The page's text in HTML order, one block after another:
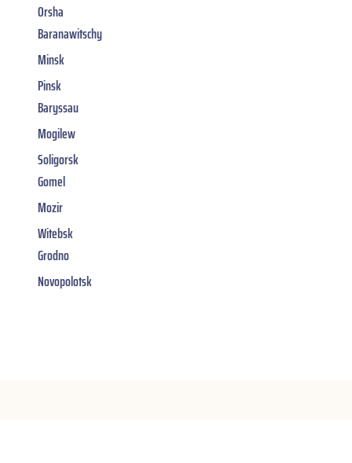
Orsha
Baranawitschy
Minsk
Pinsk
Baryssau
Mogilew
Soligorsk
Gomel
Mozir
Witebsk
Grodno
Novopolotsk